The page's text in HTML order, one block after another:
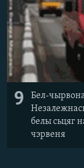
9
Бел-
белы сьцяг
чэрвеня